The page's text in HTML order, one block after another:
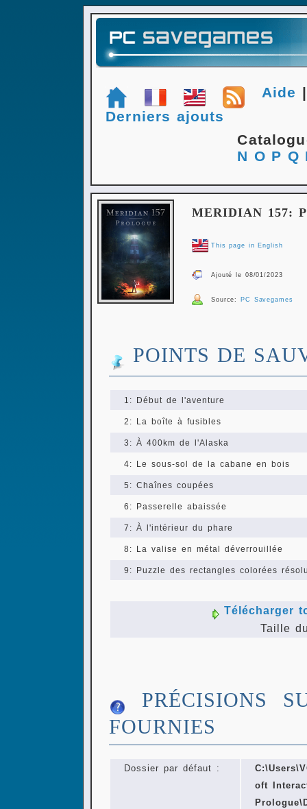
Aide
Derniers ajouts
N O P Q
MERIDIAN 157:
This page in English
Ajouté le 08/01/2023
Source: PC Savegames
POINTS DE
1: Début de l'aventure
2: La boîte à fusibles
3: À 400km de l'Alaska
4: Le sous-sol de la cabane en bois
5: Chaînes coupées
6: Passerelle abaissée
7: À l'intérieur du phare
8: La valise en métal déverrouillée
9: Puzzle des rectangles colorées
Télécharger
Taille
PRÉCISIONS
FOURNIES
Dossier par défaut :
oft